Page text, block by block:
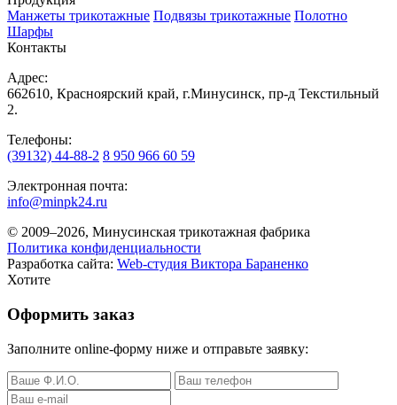
Манжеты трикотажные Подвязы трикотажные Полотно
Шарфы
Контакты
Адрес:
662610, Красноярский край, г.Минусинск, пр-д Текстильный
2.
Телефоны:
(39132) 44-88-2 8 950 966 60 59
Электронная почта:
info@minpk24.ru
© 2009–2026, Минусинская трикотажная фабрика
Политика конфиденциальности
Разработка сайта: Web-студия Виктора Бараненко
Хотите
Оформить заказ
Заполните online-форму ниже и отправьте заявку: